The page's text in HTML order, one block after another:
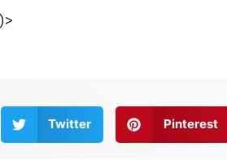
Twitter Pinterest